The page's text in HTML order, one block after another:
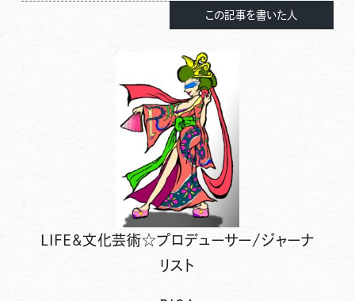
この記事を書いた人
LIFE&文化芸術☆プロデューサー/ジャーナ
リスト